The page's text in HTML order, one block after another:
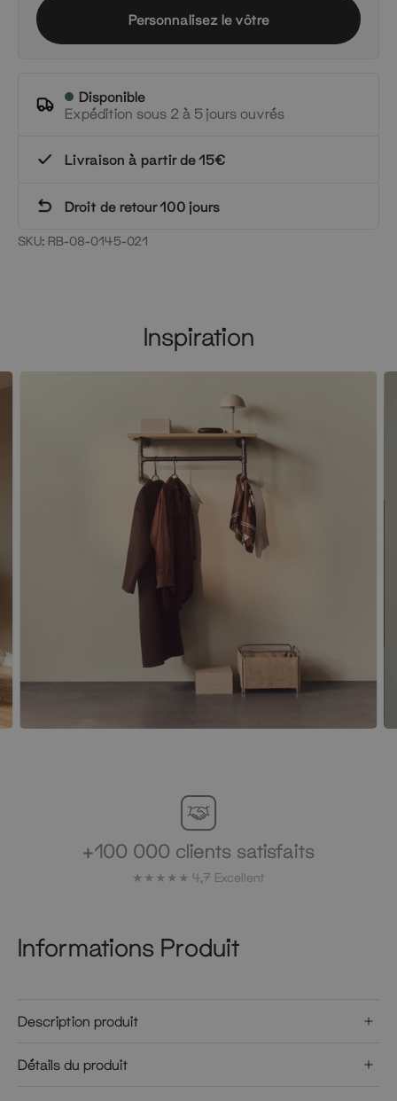
Personnalisez le vôtre
Disponible
Expédition sous 2 à 5 jours ouvrés
Livraison à partir de 15€
Droit de retour 100 jours
SKU: RB-08-0145-021
Inspiration
Facile à assembler
Guide d'installation vidéo disponible
Informations Produit
Description produit
Détails du produit